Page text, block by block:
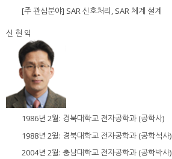
[주 관심분야] SAR 신호처리, SAR 체계 설계
신 현 익
1986년 2월: 경북대학교 전자공학과 (공학사)
1988년 2월: 경북대학교 전자공학과 (공학석사)
2004년 2월: 충남대학교 전자공학과 (공학박사)